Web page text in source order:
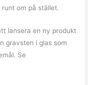
om på stället.
lansera en ny produkt
gravsten i glas som
Se